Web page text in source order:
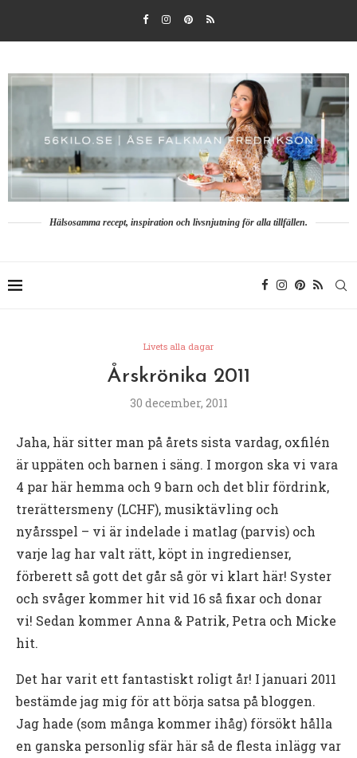
Hälsosamma recept, inspiration och livsnjutning för alla tillfällen.
Livets alla dagar
Årskrönika 2011
30 december, 2011
Jaha, här sitter man på årets sista vardag, oxfilén
är uppäten och barnen i säng. I morgon ska vi vara
4 par här hemma och 9 barn och det blir fördrink,
trerättersmeny (LCHF), musiktävling och
nyårsspel – vi är indelade i matlag (parvis) och
varje lag har valt rätt, köpt in ingredienser,
förberett så gott det går så gör vi klart här! Syster
och svåger kommer hit vid 16 så fixar och donar
vi! Sedan kommer Anna & Patrik, Petra och Micke
hit.
Det har varit ett fantastiskt roligt år! I januari 2011
bestämde jag mig för att börja satsa på bloggen.
Jag hade (som många kommer ihåg) försökt hålla
en ganska personlig sfär här så de flesta inlägg var